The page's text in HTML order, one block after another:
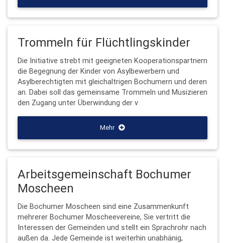
Trommeln für Flüchtlingskinder
Die Initiative strebt mit geeigneten Kooperationspartnern
die Begegnung der Kinder von Asylbewerbern und
Asylberechtigten mit gleichaltrigen Bochumern und deren
an. Dabei soll das gemeinsame Trommeln und Musizieren
den Zugang unter Überwindung der v
Mehr
Arbeitsgemeinschaft Bochumer
Moscheen
Die Bochumer Moscheen sind eine Zusammenkunft
mehrerer Bochumer Moscheevereine, Sie vertritt die
Interessen der Gemeinden und stellt ein Sprachrohr nach
außen da. Jede Gemeinde ist weiterhin unabhänig,